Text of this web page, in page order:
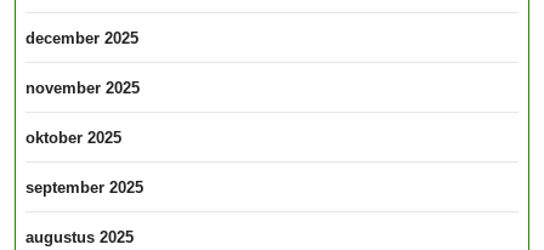
december 2025
november 2025
oktober 2025
september 2025
augustus 2025